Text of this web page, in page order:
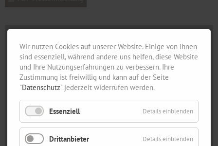
Wir nutzen Cookies auf unserer Website. Einige von ihnen
sind essenziell, während andere uns helfen, diese Website
und Ihre Nutzungserfahrungen zu verbessern. Ihre
Zustimmung ist freiwillig und kann auf der Seite
"Datenschutz" jederzeit widerrufen werden.
Essenziell Details einblenden
Drittanbieter Details einblenden